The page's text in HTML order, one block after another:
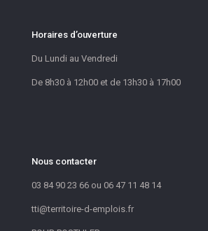
Horaires d’ouverture
Du Lundi au Vendredi
De 8h30 à 12h00 et de 13h30 à 17h00
Nous contacter
03 84 90 23 66 ou 06 47 11 48 14
tti@territoire-d-emplois.fr